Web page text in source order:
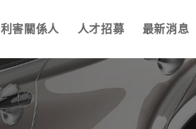
利害關係人 人才招募 最新消息